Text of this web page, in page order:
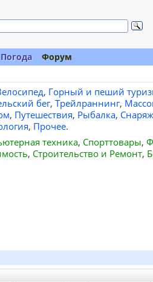
Погода
Форум
, Горный и пеший
бег, Трейлраннинг,
, Путешествия, Рыбалка,
, Прочее.
техника, Спорттовары,
, Строительство и Ремонт,